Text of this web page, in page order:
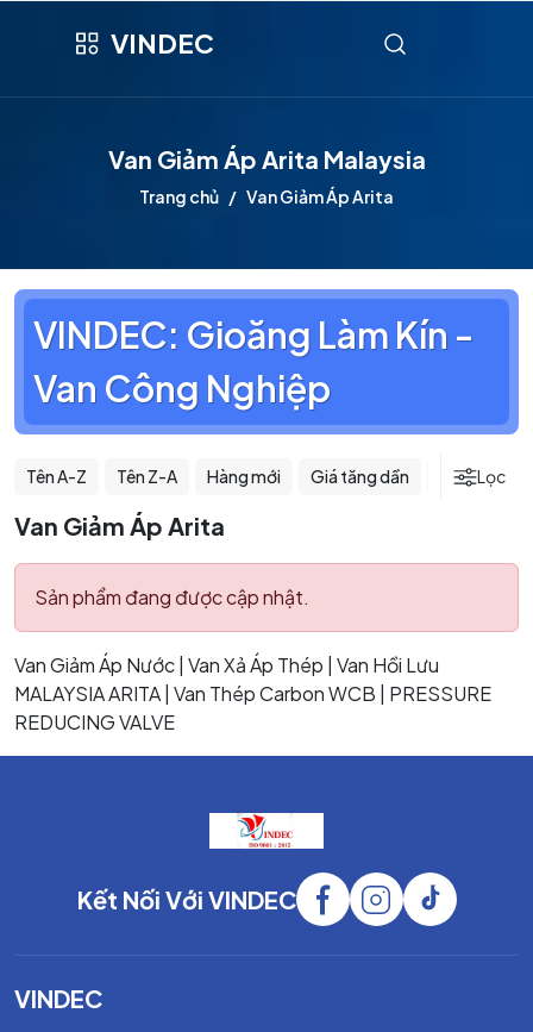
VINDEC
Van Giảm Áp Arita Malaysia
Trang chủ Van Giảm Áp Arita
VINDEC: Gioăng Làm Kín -
Van Công Nghiệp
Van Giảm Áp Arita
Tên A-Z Tên Z-A Hàng mới Giá tăng dần Giá giảm
Lọc
Sản phẩm đang được cập nhật.
Van Giảm Áp Nước | Van Xả Áp Thép | Van Hồi Lưu
MALAYSIA ARITA | Van Thép Carbon WCB | PRESSURE
REDUCING VALVE
Kết Nối Với VINDEC
VINDEC